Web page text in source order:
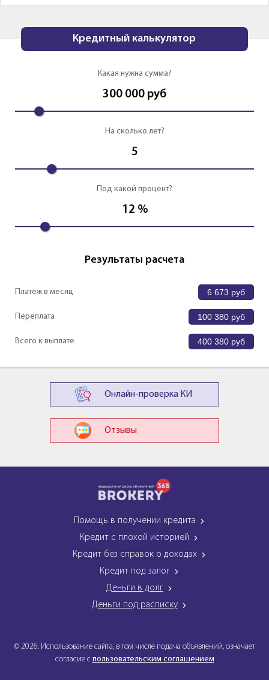
Кредитный калькулятор
Какая нужна сумма?
300 000 руб
На сколько лет?
5
Под какой процент?
12 %
Результаты расчета
Платеж в месяц 6 673 руб
Переплата 100 380 руб
Всего к выплате 400 380 руб
Онлайн-проверка КИ
Отзывы
Помощь в получении кредита
Кредит с плохой историей
Кредит без справок о доходах
Кредит под залог
Деньги в долг
Деньги под расписку
© 2026. Использование сайта, в том числе подача объявлений, означает
согласие с пользовательским соглашением